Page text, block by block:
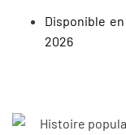
Disponible
2026